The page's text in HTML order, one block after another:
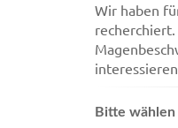
Wir haben
Bitte wählen